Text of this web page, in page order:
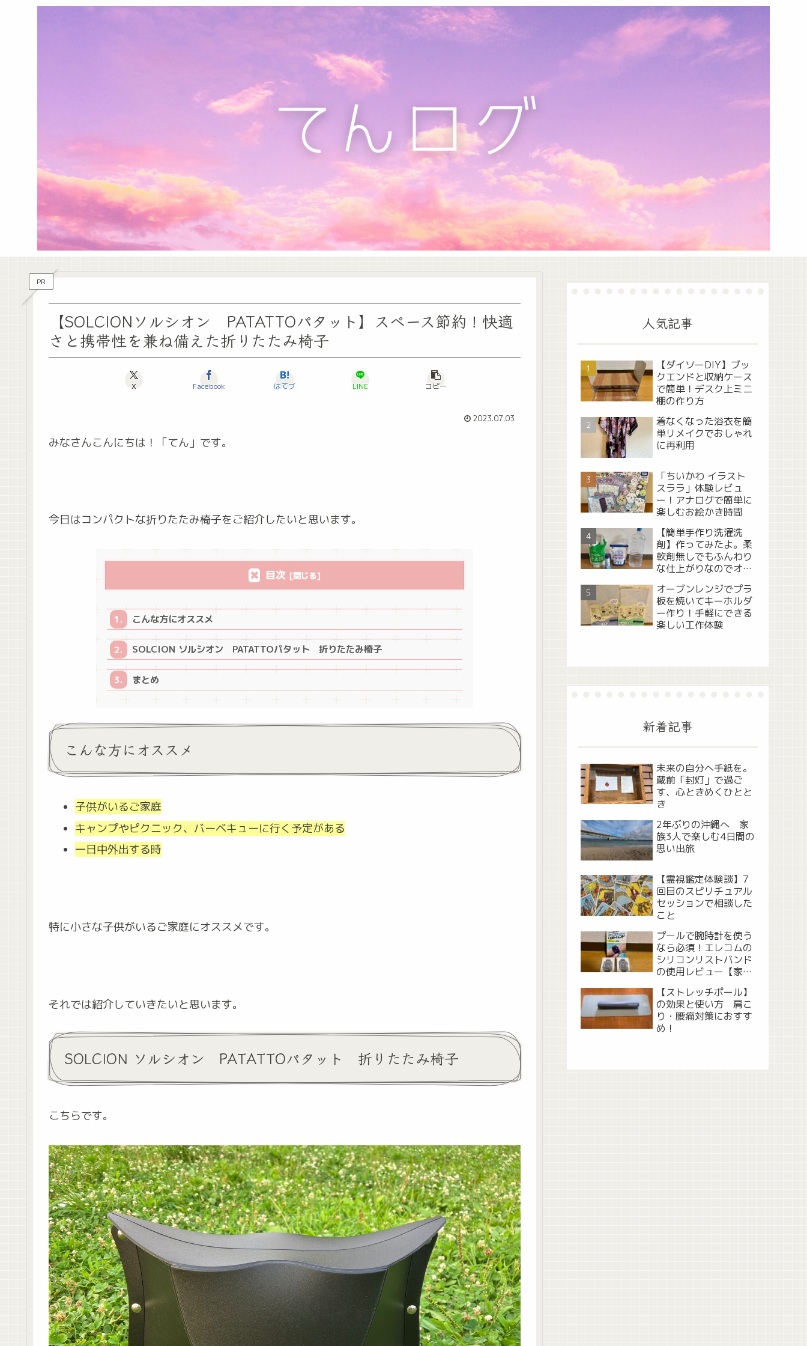
PR
【SOLCIONソルシオン PATATTOパタット】スペース節約！快適
さと携帯性を兼ね備えた折りたたみ椅子
X Facebook はてブ LINE コピー
2023.07.03
みなさんこんにちは！「てん」です。
今日はコンパクトな折りたたみ椅子をご紹介したいと思います。
目次
こんな方にオススメ
SOLCION ソルシオン PATATTOパタット 折りたたみ椅子
まとめ
こんな方にオススメ
子供がいるご家庭
キャンプやピクニック、バーベキューに行く予定がある
一日中外出する時
特に小さな子供がいるご家庭にオススメです。
それでは紹介していきたいと思います。
SOLCION ソルシオン PATATTOパタット 折りたたみ椅子
こちらです。
人気記事
【ダイソーDIY】ブッ
クエンドと収納ケース
で簡単！デスク上ミニ
棚の作り方
着なくなった浴衣を簡
単リメイクでおしゃれ
に再利用
「ちいかわ イラスト
スララ」体験レビュ
ー！アナログで簡単に
楽しむお絵かき時間
【簡単手作り洗濯洗
剤】作ってみたよ。柔
軟剤無しでもふんわり
な仕上がりなのでオス
オーブンレンジでプラ
板を焼いてキーホルダ
ー作り！手軽にできる
楽しい工作体験
新着記事
未来の自分へ手紙を。
蔵前「封灯」で過ご
す、心ときめくひとと
き
2年ぶりの沖縄へ 家
族3人で楽しむ4日間の
思い出旅
【霊視鑑定体験談】7
回目のスピリチュアル
セッションで相談した
こと
プールで腕時計を使う
なら必須！エレコムの
シリコンリストバンド
の使用レビュー【家族
【ストレッチポール】
の効果と使い方 肩こ
り・腰痛対策におすす
め！